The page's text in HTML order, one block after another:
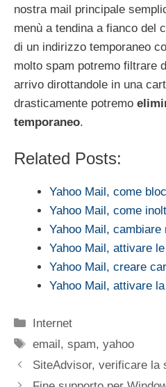
nostra mail principale
menù a tendina a fianco del
di un indirizzo temporaneo
molto spam potremo filtrare
arrivo dirottandole in una
drasticamente potremo
temporaneo.
Related Posts:
Yahoo Mail, come
Yahoo Mail, come
Yahoo Mail, cambiare
Yahoo Mail, attivare
Yahoo Mail, creare
Yahoo Mail, attivare
Categorie
Internet
Tag
email,spam,yahoo
SiteAdvisor, verificare la